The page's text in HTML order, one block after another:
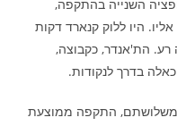
השנייה בהתקפה,
היו ללוק קנארד דקות
רע. הת'אנדר, כקבוצה,
בדרך לנקודות.
משלושתם, התקפה ממוצעת